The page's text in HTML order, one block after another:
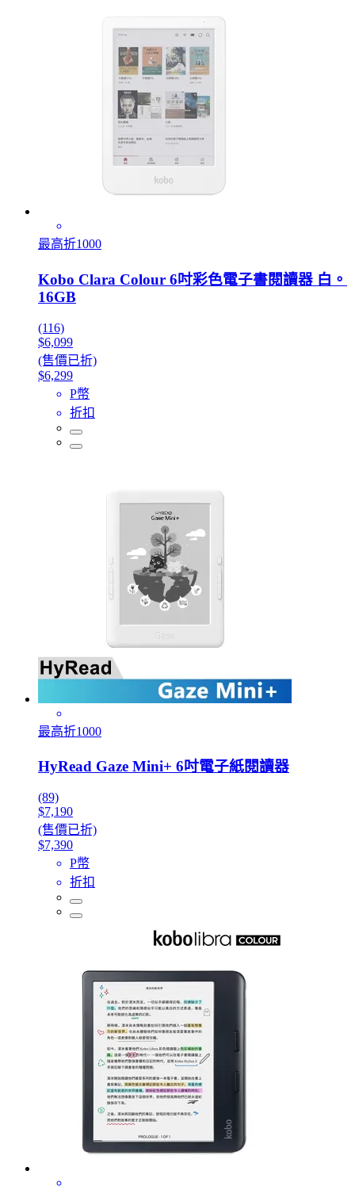
最高折1000
Kobo Clara Colour 6吋彩色電子書閱讀器 白。
16GB
(116)
$6,099
(售價已折)
$6,299
P幣
折扣
最高折1000
HyRead Gaze Mini+ 6吋電子紙閱讀器
(89)
$7,190
(售價已折)
$7,390
P幣
折扣